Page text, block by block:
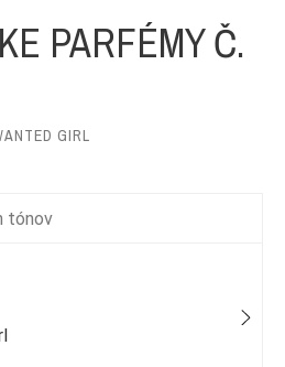
PARFÉMY Č.
GIRL
tónov